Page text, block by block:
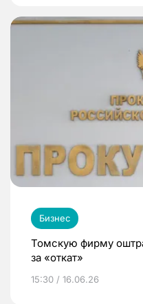
Бизнес
Томскую фирму
за «откат»
15:30 / 16.06.26